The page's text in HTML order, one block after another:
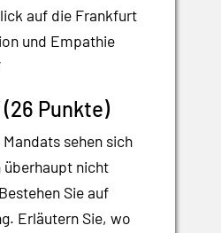
auf die Frankfurt
und Empathie
Punkte)
sehen sich
überhaupt nicht
Sie auf
Erläutern Sie, wo